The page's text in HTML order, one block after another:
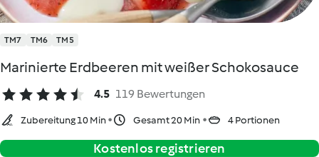
TM7 TM6 TM5
Marinierte Erdbeeren mit weißer Schokosauce
4.5 119 Bewertungen
Zubereitung 10 Min Gesamt 20 Min 4 Portionen
Kostenlos registrieren